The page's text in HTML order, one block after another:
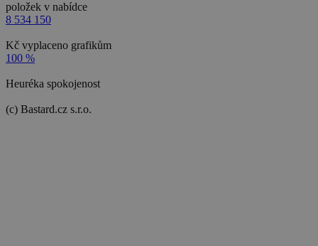
položek v nabídce
8 534 150
Kč vyplaceno grafikům
100 %
Heuréka spokojenost
(c) Bastard.cz s.r.o.